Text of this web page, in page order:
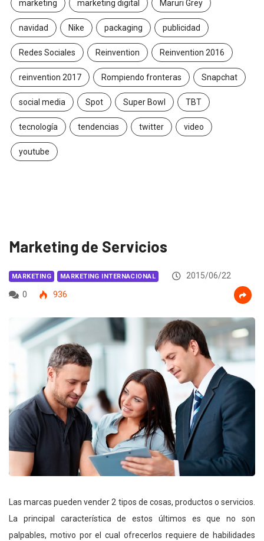
marketing marketing digital Maruri Grey
navidad Nike packaging publicidad
Redes Sociales Reinvention Reinvention 2016
reinvention 2017 Rompiendo fronteras Snapchat
social media Spot Super Bowl TBT
tecnología tendencias twitter video
youtube
Marketing de Servicios
MARKETING MARKETING INTERNACIONAL
2015/06/22
0
936
Las marcas pueden vender 2 tipos de cosas, productos o servicios.
La principal característica de estos últimos es que no son
palpables, motivo por el cual ofrecerlos requiere de habilidades